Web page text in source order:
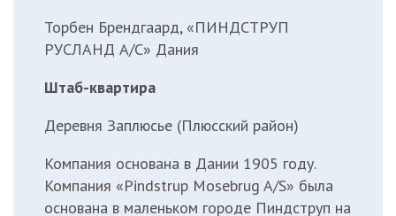
Торбен Брендгаард, «ПИНДСТРУП
РУСЛАНД А/С» Дания
Штаб-квартира
Деревня Заплюсье (Плюсский район)
Компания основана в Дании 1905 году.
Компания «Pindstrup Mosebrug A/S» была
основана в маленьком городе Пиндструп на